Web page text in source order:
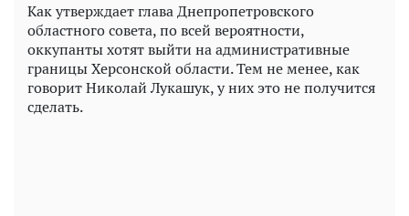
Как утверждает глава Днепропетровского
областного совета, по всей вероятности,
оккупанты хотят выйти на административные
границы Херсонской области. Тем не менее, как
говорит Николай Лукашук, у них это не получится
сделать.